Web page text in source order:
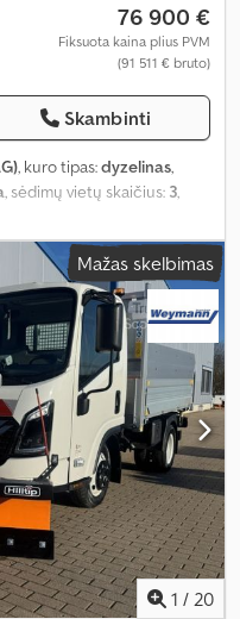
76 900 €
Fiksuota kaina plius PVM
(91 511 € bruto)
Skambinti
, kuro tipas:dyzelinas,
, sėdimų vietų skaičius: 3,
stabilumo programa
filtras,
Mažas skelbimas
1 / 20